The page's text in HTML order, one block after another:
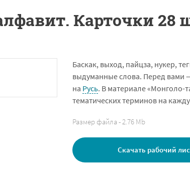
Карточки 28
Баскак, выход, пайцза, нукер,
выдуманные слова. Перед вами
на Русь. В материале «Монголо-
тематических терминов на
Размер файла - 2.76 Mb
Скачать рабочий